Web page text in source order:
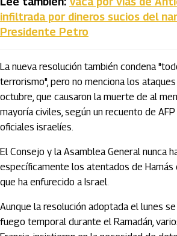
infiltrada por dineros sucios del
Presidente Petro
La nueva resolución también condena
terrorismo", pero no menciona los
octubre, que causaron la muerte de al
mayoría civiles, según un recuento de
oficiales israelíes.
El Consejo y la Asamblea General nunca
específicamente los atentados de
que ha enfurecido a Israel.
Aunque la resolución adoptada el lunes
fuego temporal durante el Ramadán,